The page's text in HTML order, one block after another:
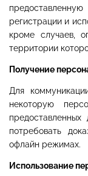
предоставленную
регистрации и
кроме случаев,
территории
Получение
Для
некоторую
потребовать
офлайн режимах.
Использование